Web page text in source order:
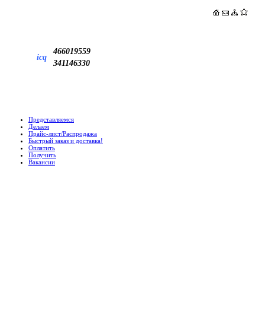
icq
466019559
341146330
Представляемся
Делаем
Прайс-лист/Распродажа
Быстрый заказ и доставка!
Оплатить
Получить
Вакансии